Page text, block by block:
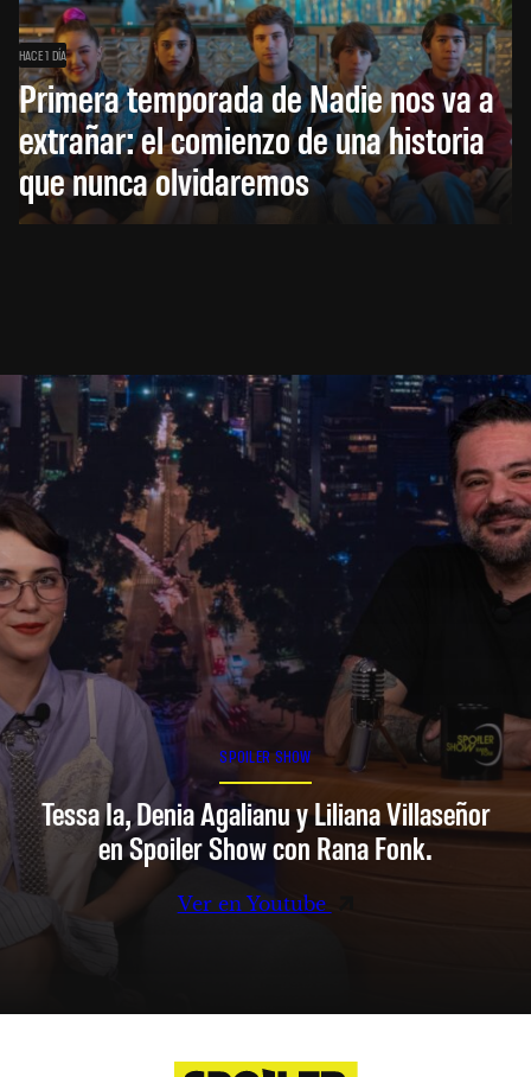
HACE 1 DÍA
Primera temporada de Nadie nos va a
extrañar: el comienzo de una historia
que nunca olvidaremos
SPOILER SHOW
Tessa Ia, Denia Agalianu y Liliana Villaseñor
en Spoiler Show con Rana Fonk.
Ver en Youtube